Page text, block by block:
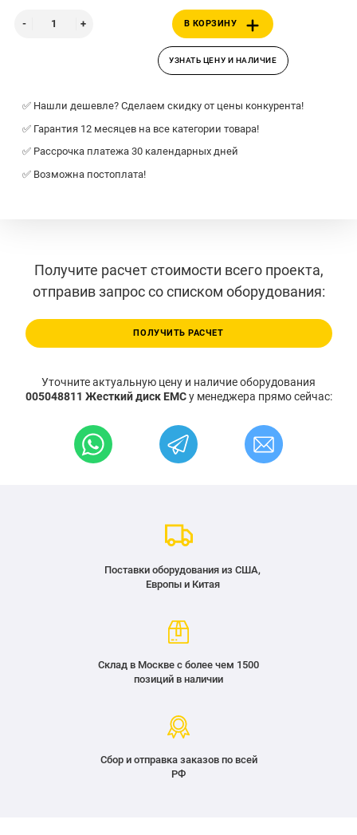
В КОРЗИНУ
УЗНАТЬ ЦЕНУ И НАЛИЧИЕ
✅ Нашли дешевле? Сделаем скидку от цены конкурента!
✅ Гарантия 12 месяцев на все категории товара!
✅ Рассрочка платежа 30 календарных дней
✅ Возможна постоплата!
Получите расчет стоимости всего проекта,
отправив запрос со списком оборудования:
ПОЛУЧИТЬ РАСЧЕТ
Уточните актуальную цену и наличие оборудования
005048811 Жесткий диск EMCу менеджера прямо сейчас:
Поставки оборудования из США,
Европы и Китая
Склад в Москве с более чем 1500
позиций в наличии
Сбор и отправка заказов по всей
РФ